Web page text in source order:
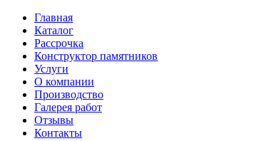
Главная
Каталог
Рассрочка
Конструктор памятников
Услуги
О компании
Производство
Галерея работ
Отзывы
Контакты